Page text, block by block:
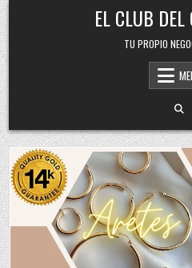
Skip
to
content
EL CLUB DEL
TU PROPIO